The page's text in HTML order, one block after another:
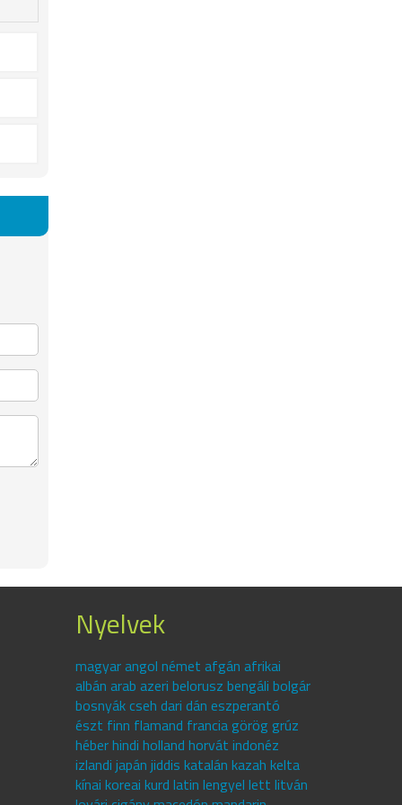
Nyelvek
magyar angol német afgán afrikai
albán arab azeri belorusz bengáli bolgár
bosnyák cseh dari dán eszperantó
észt finn flamand francia görög grúz
héber hindi holland horvát indonéz
izlandi japán jiddis katalán kazah kelta
kínai koreai kurd latin lengyel lett litván